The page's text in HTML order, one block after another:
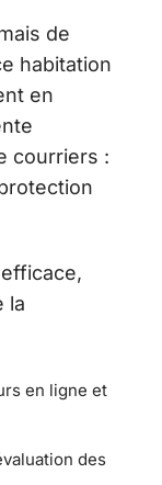
de
habitation
en
courriers :
la
en ligne et
des